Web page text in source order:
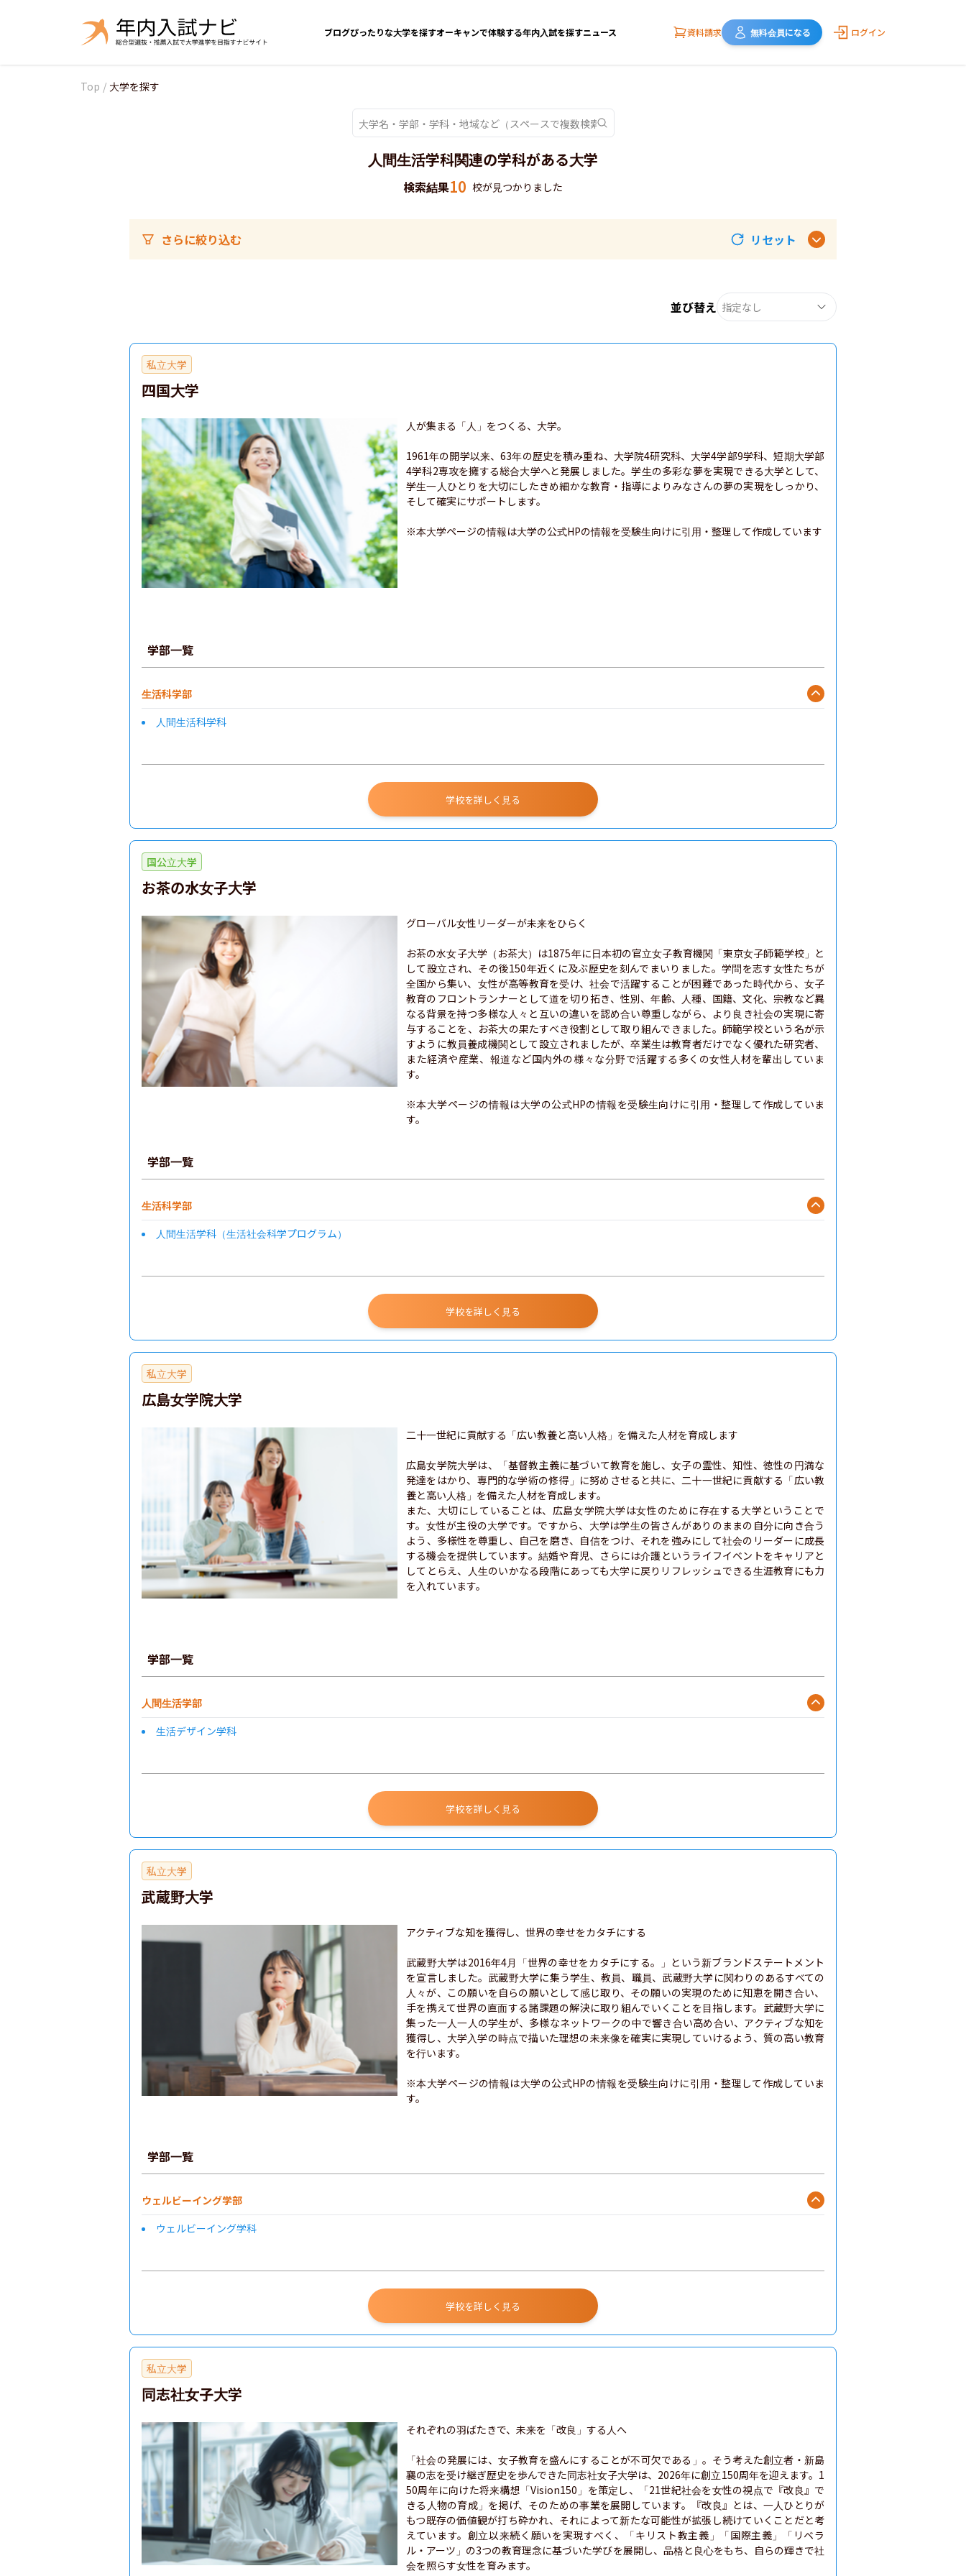
ブログぴったりな大学を探すオーキャンで体験する年内入試を探すニュース 資料請求 無料会員になる ログイン
Top / 大学を探す
人間生活学科関連の学科がある大学
検索結果10 校が見つかりました
さらに絞り込む リセット
並び替え 指定なし
私立大学
四国大学
人が集まる「人」をつくる、大学。
1961年の開学以来、63年の歴史を積み重ね、大学院4研究科、大学4学部9学科、短期大学部
4学科2専攻を擁する総合大学へと発展しました。学生の多彩な夢を実現できる大学として、
学生一人ひとりを大切にしたきめ細かな教育・指導によりみなさんの夢の実現をしっかり、
そして確実にサポートします。
※本大学ページの情報は大学の公式HPの情報を受験生向けに引用・整理して作成しています
学部一覧
生活科学部
人間生活科学科
学校を詳しく見る
国公立大学
お茶の水女子大学
グローバル女性リーダーが未来をひらく
お茶の水女子大学（お茶大）は1875年に日本初の官立女子教育機関「東京女子師範学校」と
して設立され、その後150年近くに及ぶ歴史を刻んでまいりました。学問を志す女性たちが
全国から集い、女性が高等教育を受け、社会で活躍することが困難であった時代から、女子
教育のフロントランナーとして道を切り拓き、性別、年齢、人種、国籍、文化、宗教など異
なる背景を持つ多様な人々と互いの違いを認め合い尊重しながら、より良き社会の実現に寄
与することを、お茶大の果たすべき役割として取り組んできました。師範学校という名が示
すように教員養成機関として設立されましたが、卒業生は教育者だけでなく優れた研究者、
また経済や産業、報道など国内外の様々な分野で活躍する多くの女性人材を輩出していま
す。
※本大学ページの情報は大学の公式HPの情報を受験生向けに引用・整理して作成していま
す。
学部一覧
生活科学部
人間生活学科（生活社会科学プログラム）
学校を詳しく見る
私立大学
広島女学院大学
二十一世紀に貢献する「広い教養と高い人格」を備えた人材を育成します
広島女学院大学は、「基督教主義に基づいて教育を施し、女子の霊性、知性、徳性の円満な
発達をはかり、専門的な学術の修得」に努めさせると共に、二十一世紀に貢献する「広い教
養と高い人格」を備えた人材を育成します。
また、大切にしていることは、広島女学院大学は女性のために存在する大学ということで
す。女性が主役の大学です。ですから、大学は学生の皆さんがありのままの自分に向き合う
よう、多様性を尊重し、自己を磨き、自信をつけ、それを強みにして社会のリーダーに成長
する機会を提供しています。結婚や育児、さらには介護というライフイベントをキャリアと
してとらえ、人生のいかなる段階にあっても大学に戻りリフレッシュできる生涯教育にも力
を入れています。
学部一覧
人間生活学部
生活デザイン学科
学校を詳しく見る
私立大学
武蔵野大学
アクティブな知を獲得し、世界の幸せをカタチにする
武蔵野大学は2016年4月「世界の幸せをカタチにする。」という新ブランドステートメント
を宣言しました。武蔵野大学に集う学生、教員、職員、武蔵野大学に関わりのあるすべての
人々が、この願いを自らの願いとして感じ取り、その願いの実現のために知恵を開き合い、
手を携えて世界の直面する諸課題の解決に取り組んでいくことを目指します。武蔵野大学に
集った一人一人の学生が、多様なネットワークの中で響き合い高め合い、アクティブな知を
獲得し、大学入学の時点で描いた理想の未来像を確実に実現していけるよう、質の高い教育
を行います。
※本大学ページの情報は大学の公式HPの情報を受験生向けに引用・整理して作成していま
す。
学部一覧
ウェルビーイング学部
ウェルビーイング学科
学校を詳しく見る
私立大学
同志社女子大学
それぞれの羽ばたきで、未来を「改良」する人へ
「社会の発展には、女子教育を盛んにすることが不可欠である」。そう考えた創立者・新島
襄の志を受け継ぎ歴史を歩んできた同志社女子大学は、2026年に創立150周年を迎えます。1
50周年に向けた将来構想「Vision150」を策定し、「21世紀社会を女性の視点で『改良』で
きる人物の育成」を掲げ、そのための事業を展開しています。『改良』とは、一人ひとりが
もつ既存の価値観が打ち砕かれ、それによって新たな可能性が拡張し続けていくことだと考
えています。創立以来続く願いを実現すべく、「キリスト教主義」「国際主義」「リベラ
ル・アーツ」の3つの教育理念に基づいた学びを展開し、品格と良心をもち、自らの輝きで社
会を照らす女性を育みます。